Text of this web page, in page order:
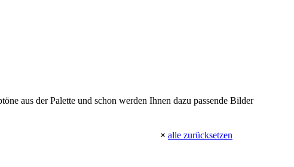
aus der Palette und schon werden Ihnen dazu passende Bilder
× alle zurücksetzen